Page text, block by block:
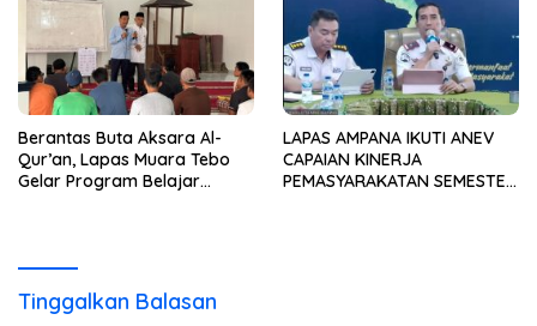
Berantas Buta Aksara Al-
Qur’an, Lapas Muara Tebo
Gelar Program Belajar
LAPAS AMPANA IKUTI ANEV
CAPAIAN KINERJA
PEMASYARAKATAN SEMESTER
Tinggalkan Balasan